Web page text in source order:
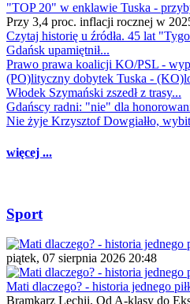
"TOP 20" w enklawie Tuska -
Przy 3,4 proc. inflacji rocznej w
Czytaj historię u źródła. 45 lat
Gdańsk upamiętnił...
Prawo prawa koalicji KO/PSL -
(PO)lityczny dobytek Tuska -
Włodek Szymański zszedł z trasy...
Gdańscy radni: "nie" dla
Nie żyje Krzysztof Dowgiałło,
więcej ...
Sport
piątek, 07 sierpnia 2026 20:48
Mati dlaczego? - historia jednego
Bramkarz Lechii. Od A-klasy do